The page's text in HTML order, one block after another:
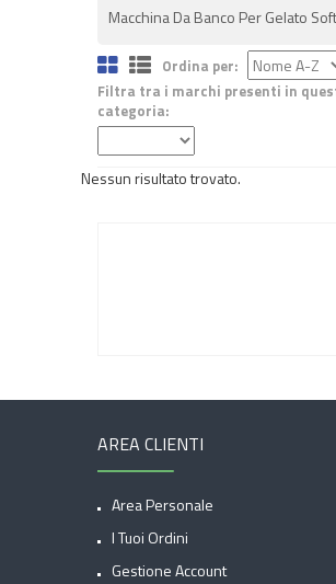
Macchina Da Banco Per Gelato Soft
Ordina per:
Filtra tra i marchi presenti in
categoria:
Nessun risultato trovato.
AREA CLIENTI
Area Personale
I Tuoi Ordini
Gestione Account